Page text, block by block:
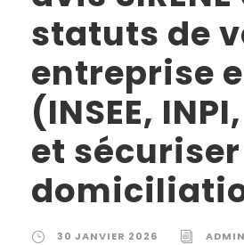
statuts de
entreprise
(INSEE,
et
30 JANVIER 2026